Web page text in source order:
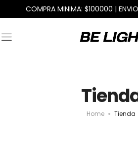
COMPRA MINIMA: $100000 |
Home Tienda